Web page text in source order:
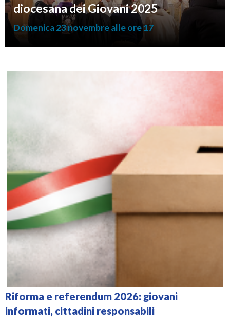
diocesana dei Giovani 2025
Domenica 23 novembre alle ore 17
Riforma e referendum 2026: giovani
informati, cittadini responsabili